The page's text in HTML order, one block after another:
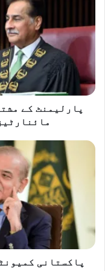
ل
ن
ٹ
ک
ت
ا
س
پارلیمنٹ کے
مائنارٹیز
پ
ی
ک
پاکستانی